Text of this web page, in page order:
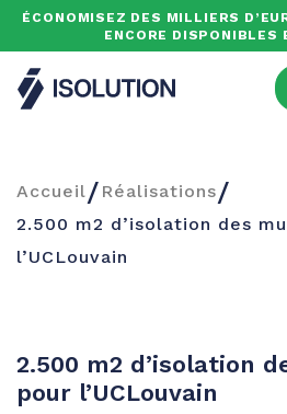
ÉCONOMISEZ DES MILLIERS
ENCORE DISPONIBLES
Accueil/ Réalisations/
2.500 m2 d’isolation des
l’UCLouvain
2.500 m2 d’isolation
pour l’UCLouvain